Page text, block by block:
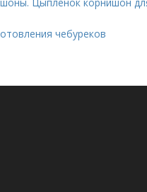
чебуреков